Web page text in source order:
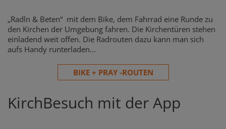
„Radln & Beten“ mit dem Bike, dem Fahrrad eine Runde zu
den Kirchen der Umgebung fahren. Die Kirchentüren stehen
einladend weit offen. Die Radrouten dazu kann man sich
aufs Handy runterladen...
BIKE + PRAY -ROUTEN
KirchBesuch mit der App